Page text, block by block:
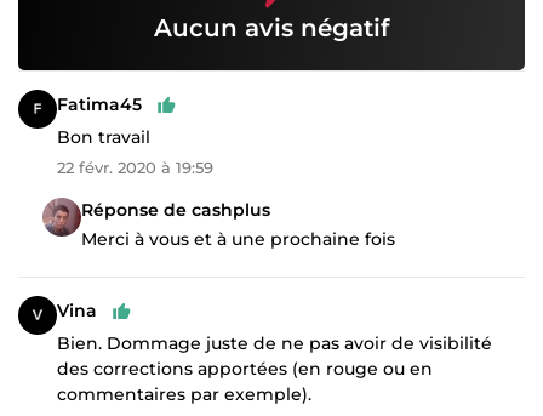
Aucun avis négatif
Fatima45
Bon travail
22 févr. 2020 à 19:59
Réponse de cashplus
Merci à vous et à une prochaine fois
Vina
Bien. Dommage juste de ne pas avoir de visibilité
des corrections apportées (en rouge ou en
commentaires par exemple).